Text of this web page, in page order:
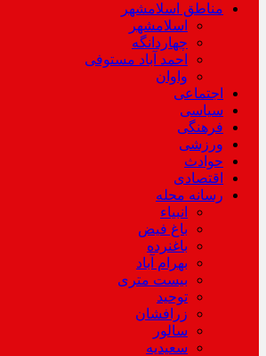
مناطق اسلامشهر
اسلامشهر
چهاردانگه
احمد آباد مستوفی
واوان
اجتماعی
سیاسی
فرهنگی
ورزشی
حوادث
اقتصادی
رسانه محله
انبیاء
باغ فیض
باغنرده
بهرام آباد
بیست متری
توحید
زرافشان
سالور
سعیدیه